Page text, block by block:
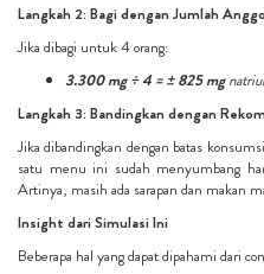
Langkah 2: Bagi dengan Jumlah
Jika dibagi untuk 4 orang:
3.300 mg ÷ 4 = ± 825 mg
Langkah 3: Bandingkan dengan
Jika dibandingkan dengan batas
satu menu ini sudah menyumbang
Artinya, masih ada sarapan dan makan
Insight dari Simulasi Ini
Beberapa hal yang dapat dipahami dari